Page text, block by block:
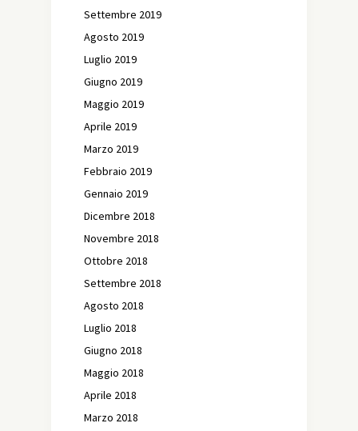
Settembre 2019
Agosto 2019
Luglio 2019
Giugno 2019
Maggio 2019
Aprile 2019
Marzo 2019
Febbraio 2019
Gennaio 2019
Dicembre 2018
Novembre 2018
Ottobre 2018
Settembre 2018
Agosto 2018
Luglio 2018
Giugno 2018
Maggio 2018
Aprile 2018
Marzo 2018